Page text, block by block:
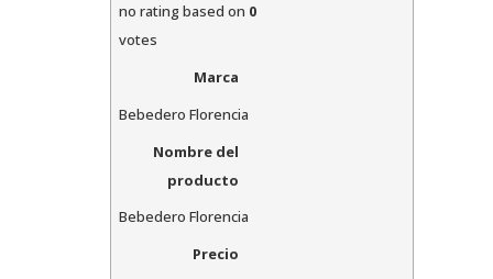
no ratingbased on 0
votes
Marca
Bebedero Florencia
Nombre del
producto
Bebedero Florencia
Precio